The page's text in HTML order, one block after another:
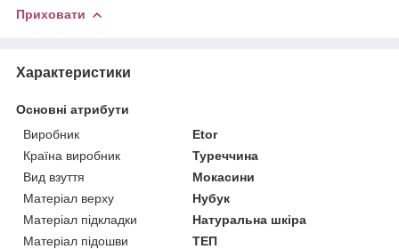
Приховати
Характеристики
Основні атрибути
Виробник
Etor
Країна виробник
Туреччина
Вид взуття
Мокасини
Матеріал верху
Нубук
Матеріал підкладки
Натуральна шкіра
Матеріал підошви
ТЕП